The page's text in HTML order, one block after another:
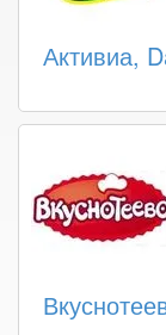
Активиа,